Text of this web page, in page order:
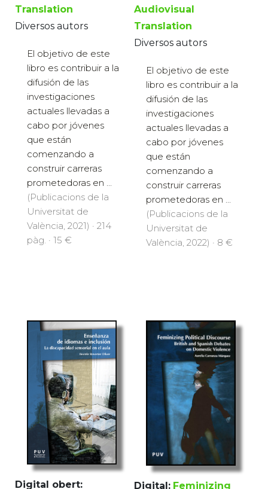
Translation
Diversos autors
El objetivo de este
libro es contribuir a la
difusión de las
investigaciones
actuales llevadas a
cabo por jóvenes
que están
comenzando a
construir carreras
prometedoras en ...
(Publicacions de la
Universitat de
València, 2021) · 214
pàg. · 15 €
Audiovisual
Translation
Diversos autors
El objetivo de este
libro es contribuir a la
difusión de las
investigaciones
actuales llevadas a
cabo por jóvenes
que están
comenzando a
construir carreras
prometedoras en ...
(Publicacions de la
Universitat de
València, 2022) · 8 €
Digital obert: Digital: Feminizing